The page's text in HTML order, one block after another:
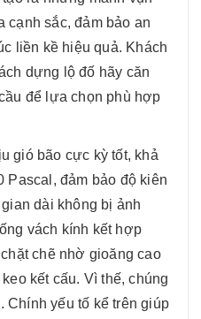
cạnh sắc, đảm bảo an
liền kề hiệu quả. Khách
dựng lộ đố hãy căn
để lựa chọn phù hợp
gió bão cực kỳ tốt, khả
Pascal, đảm bảo độ kiên
dài không bị ảnh
vách kính kết hợp
chẽ nhờ gioăng cao
kết cấu. Vì thế, chúng
Chính yếu tố kể trên giúp